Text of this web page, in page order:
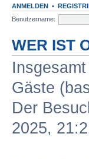
ANMELDEN •
Benutzername:
WER IST
Insgesamt
Gäste
Der
2025,